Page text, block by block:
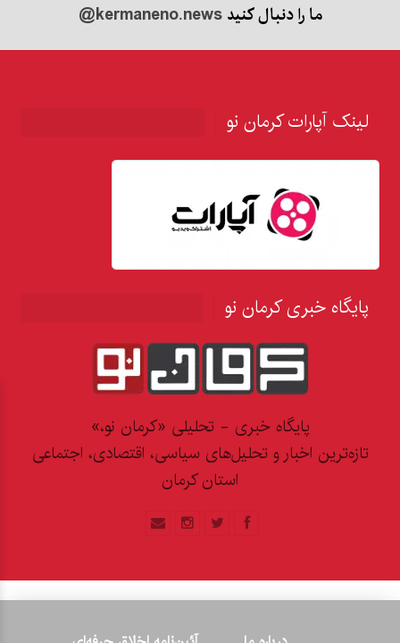
ما را دنبال کنید@kermaneno.news
لینک آپارات کرمان نو
پایگاه خبری کرمان نو
پایگاه خبری - تحلیلی «کرمان نو،»
تازه‌ترین اخبار و تحلیل‌های سیاسی، اقتصادی، اجتماعی
استان کرمان